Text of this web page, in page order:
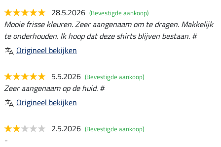
28.5.2026 (Bevestigde aankoop)
Mooie frisse kleuren. Zeer aangenaam om te dragen. Makkelijk
te onderhouden. Ik hoop dat deze shirts blijven bestaan. #
Origineel bekijken
5.5.2026 (Bevestigde aankoop)
Zeer aangenaam op de huid. #
Origineel bekijken
2.5.2026 (Bevestigde aankoop)
-